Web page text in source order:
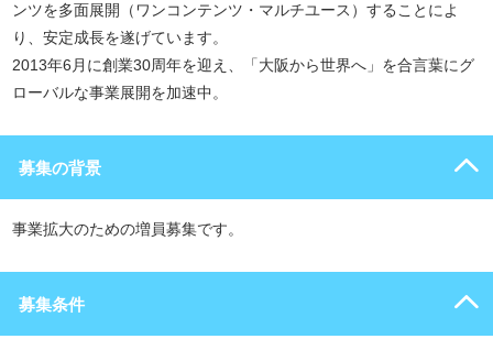
ンツを多面展開（ワンコンテンツ・マルチユース）することによ
り、安定成長を遂げています。
2013年6月に創業30周年を迎え、「大阪から世界へ」を合言葉にグ
ローバルな事業展開を加速中。
募集の背景
事業拡大のための増員募集です。
募集条件